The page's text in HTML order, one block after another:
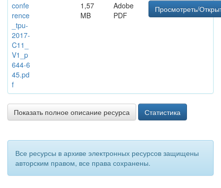
confe
rence
_tpu-
2017-
C11_
V1_p
644-6
45.pd
f
1,57
MB
Adobe
PDF
Просмотреть/
Показать полное описание ресурса Статистика
Все ресурсы в архиве электронных ресурсов защищены
авторским правом, все права сохранены.